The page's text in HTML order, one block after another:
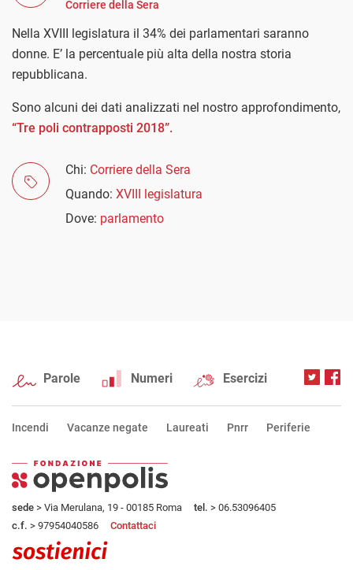
Corriere della Sera
Nella XVIII legislatura il 34% dei parlamentari saranno
donne. E’ la percentuale più alta della nostra storia
repubblicana.
Sono alcuni dei dati analizzati nel nostro approfondimento,
“Tre poli contrapposti 2018”.
Chi: Corriere della Sera
Quando: XVIII legislatura
Dove: parlamento
Parole Numeri Esercizi
Incendi Vacanze negate Laureati Pnrr Periferie
sede > Via Merulana, 19 - 00185 Roma tel. > 06.53096405
c.f. > 97954040586 Contattaci